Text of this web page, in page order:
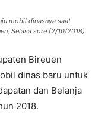
mobil dinasnya saat
Selasa sore (2/10/2018).
Bireuen
dinas baru untuk
dan Belanja
2018.